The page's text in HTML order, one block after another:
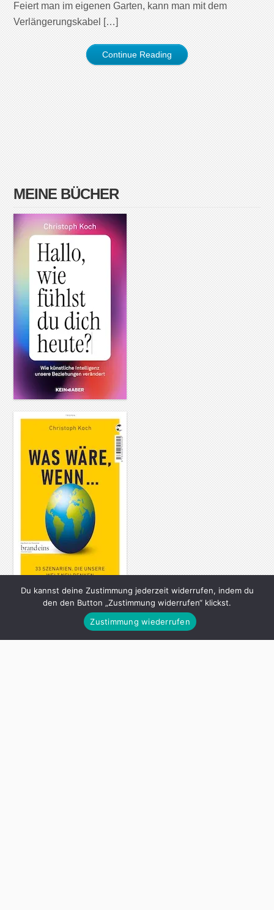
Feiert man im eigenen Garten, kann man mit dem
Verlängerungskabel […]
Continue Reading
MEINE BÜCHER
Du kannst deine Zustimmung jederzeit widerrufen, indem du
den den Button „Zustimmung widerrufen“ klickst.
Zustimmung wiederrufen